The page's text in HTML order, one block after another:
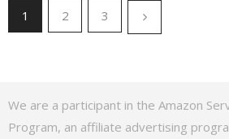
1 2 3
We are a participant in the Amazon
Program, an affiliate advertising